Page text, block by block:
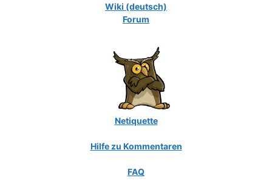
Wiki (deutsch)
Forum
Netiquette
Hilfe zu Kommentaren
FAQ